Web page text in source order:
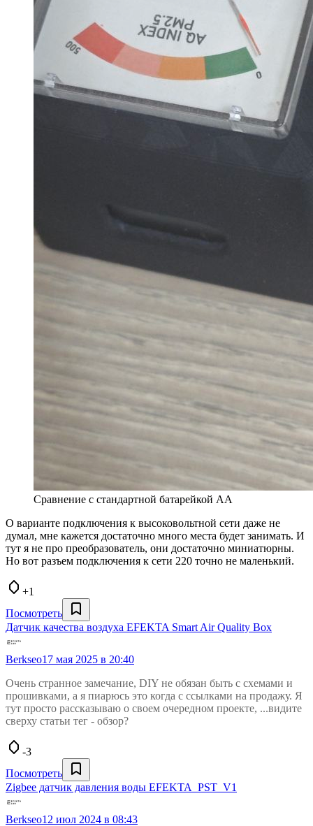
Сравнение с стандартной батарейкой АА
О варианте подключения к высоковольтной сети даже не
думал, мне кажется достаточно много места будет занимать. И
тут я не про преобразователь, они достаточно миниатюрны.
Но вот разъем подключения к сети 220 точно не маленький.
+1
Посмотреть
Датчик качества воздуха EFEKTA Smart Air Quality Box
Berkseo17 мая 2025 в 20:40
Очень странное замечание, DIY не обязан быть с схемами и
прошивками, а я пиарюсь это когда с ссылками на продажу. Я
тут просто рассказываю о своем очередном проекте, ...видите
сверху статьи тег - обзор?
-3
Посмотреть
Zigbee датчик давления воды EFEKTA_PST_V1
Berkseo12 июл 2024 в 08:43